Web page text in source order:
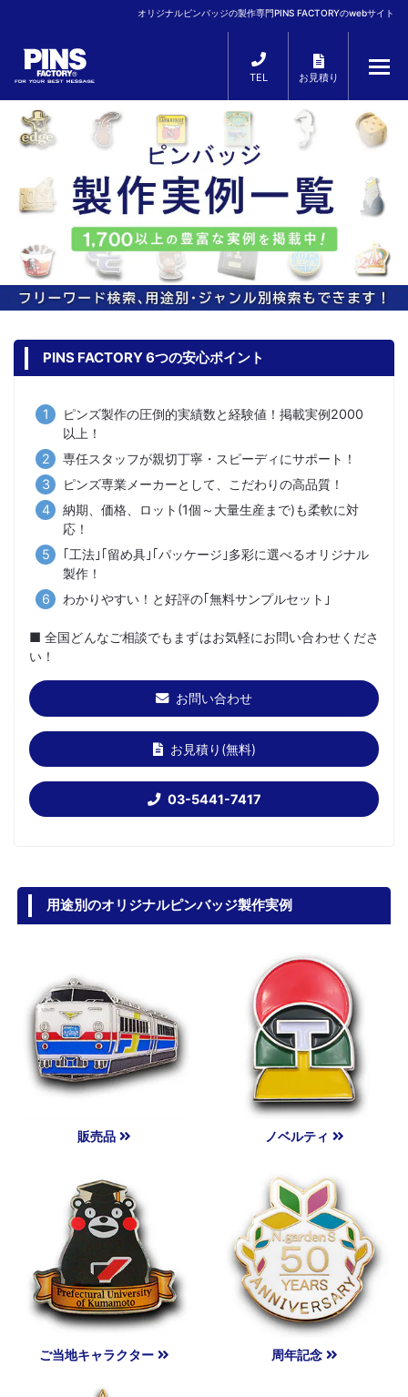
オリジナルピンバッジの製作専門PINS FACTORYのwebサイト
TEL お見積り
PINS FACTORY 6つの安心ポイント
ピンズ製作の圧倒的実績数と経験値！掲載実例2000
以上！
専任スタッフが親切丁寧・スピーディにサポート！
ピンズ専業メーカーとして、こだわりの高品質！
納期、価格、ロット(1個～大量生産まで)も柔軟に対
応！
｢工法｣｢留め具｣｢パッケージ｣多彩に選べるオリジナル
製作！
わかりやすい！と好評の｢無料サンプルセット｣
■ 全国どんなご相談でもまずはお気軽にお問い合わせくださ
い！
お問い合わせ
お見積り(無料)
03-5441-7417
用途別のオリジナルピンバッジ製作実例
販売品 ノベルティ
ご当地キャラクター 周年記念